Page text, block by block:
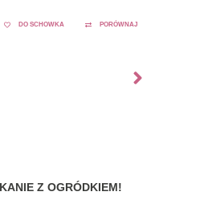
DO SCHOWKA PORÓWNAJ
Z OGRÓDKIEM!